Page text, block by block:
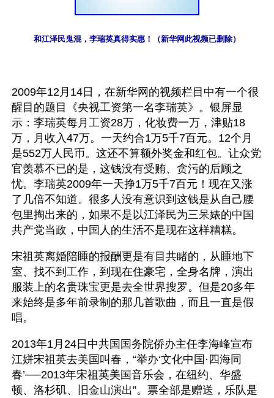
和江泽民鬼混，李瑞英真得实惠！（新华网此视频已删除）
2009年12月14日，在新华网的视频栏目中有一个很
醒目的题目《央视工资第一名李瑞英》。银屏显
示：李瑞英每月工资28万，化妆费一万，津贴18
万，月收入47万。一天约合1万5千7百元。12个月
是552万人民币。这还不算额外奖金和红包。让众党
官羡慕不已的是，这钱没有受贿、贪污的后顾之
忧。李瑞英2009年一天挣1万5千7百元！现在又涨
了几倍不知道。很多人没有意识到这钱是从自己腰
包里掏出来的，如果不是以江泽民为三呆婊的中国
共产党当政，中国人的生活不是现在这样糟糕。
宋祖英离婚陪睡的报酬更是有目共睹的，从睡地下
室、找不到工作，到现在住豪宅，全身名牌，演出
服装上的名贵珠宝更是去全世界搜罗。但是20多年
来始终是多年前录制的那几首歌曲，而且一直是假
唱。
2013年1月24日中共国国务院侨办主任李海峰宣布
江姘宋祖英去美国叫春，“举办‘文化中国·四海同
春’──2013年宋祖英美国音乐会，在纽约、华盛
顿、洛杉矶、旧金山演出”。票全部是赠送，乐队是